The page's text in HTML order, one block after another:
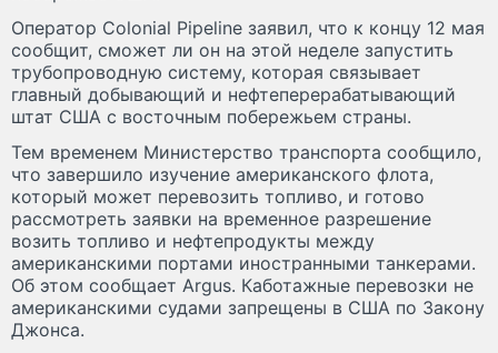
Оператор Colonial Pipeline заявил, что к концу 12 мая
сообщит, сможет ли он на этой неделе запустить
трубопроводную систему, которая связывает
главный добывающий и нефтеперерабатывающий
штат США с восточным побережьем страны.
Тем временем Министерство транспорта сообщило,
что завершило изучение американского флота,
который может перевозить топливо, и готово
рассмотреть заявки на временное разрешение
возить топливо и нефтепродукты между
американскими портами иностранными танкерами.
Об этом сообщает Argus. Каботажные перевозки не
американскими судами запрещены в США по Закону
Джонса.